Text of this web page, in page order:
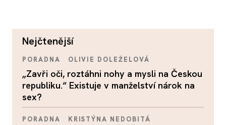
nejčtenější
PORADNA OLIVIE DOLEŽELOVÁ
„Zavři oči, roztáhni nohy a mysli na Českou
republiku.“ Existuje v manželství nárok na
sex?
PORADNA KRISTÝNA NEDOBITÁ